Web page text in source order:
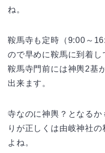
ね。
鞍馬寺も定時（9:00～
ので早めに鞍馬に到着し
鞍馬寺門前には神輿2基
出来ます。
寺なのに神輿？となる
りが正しくは由岐神社
よね。